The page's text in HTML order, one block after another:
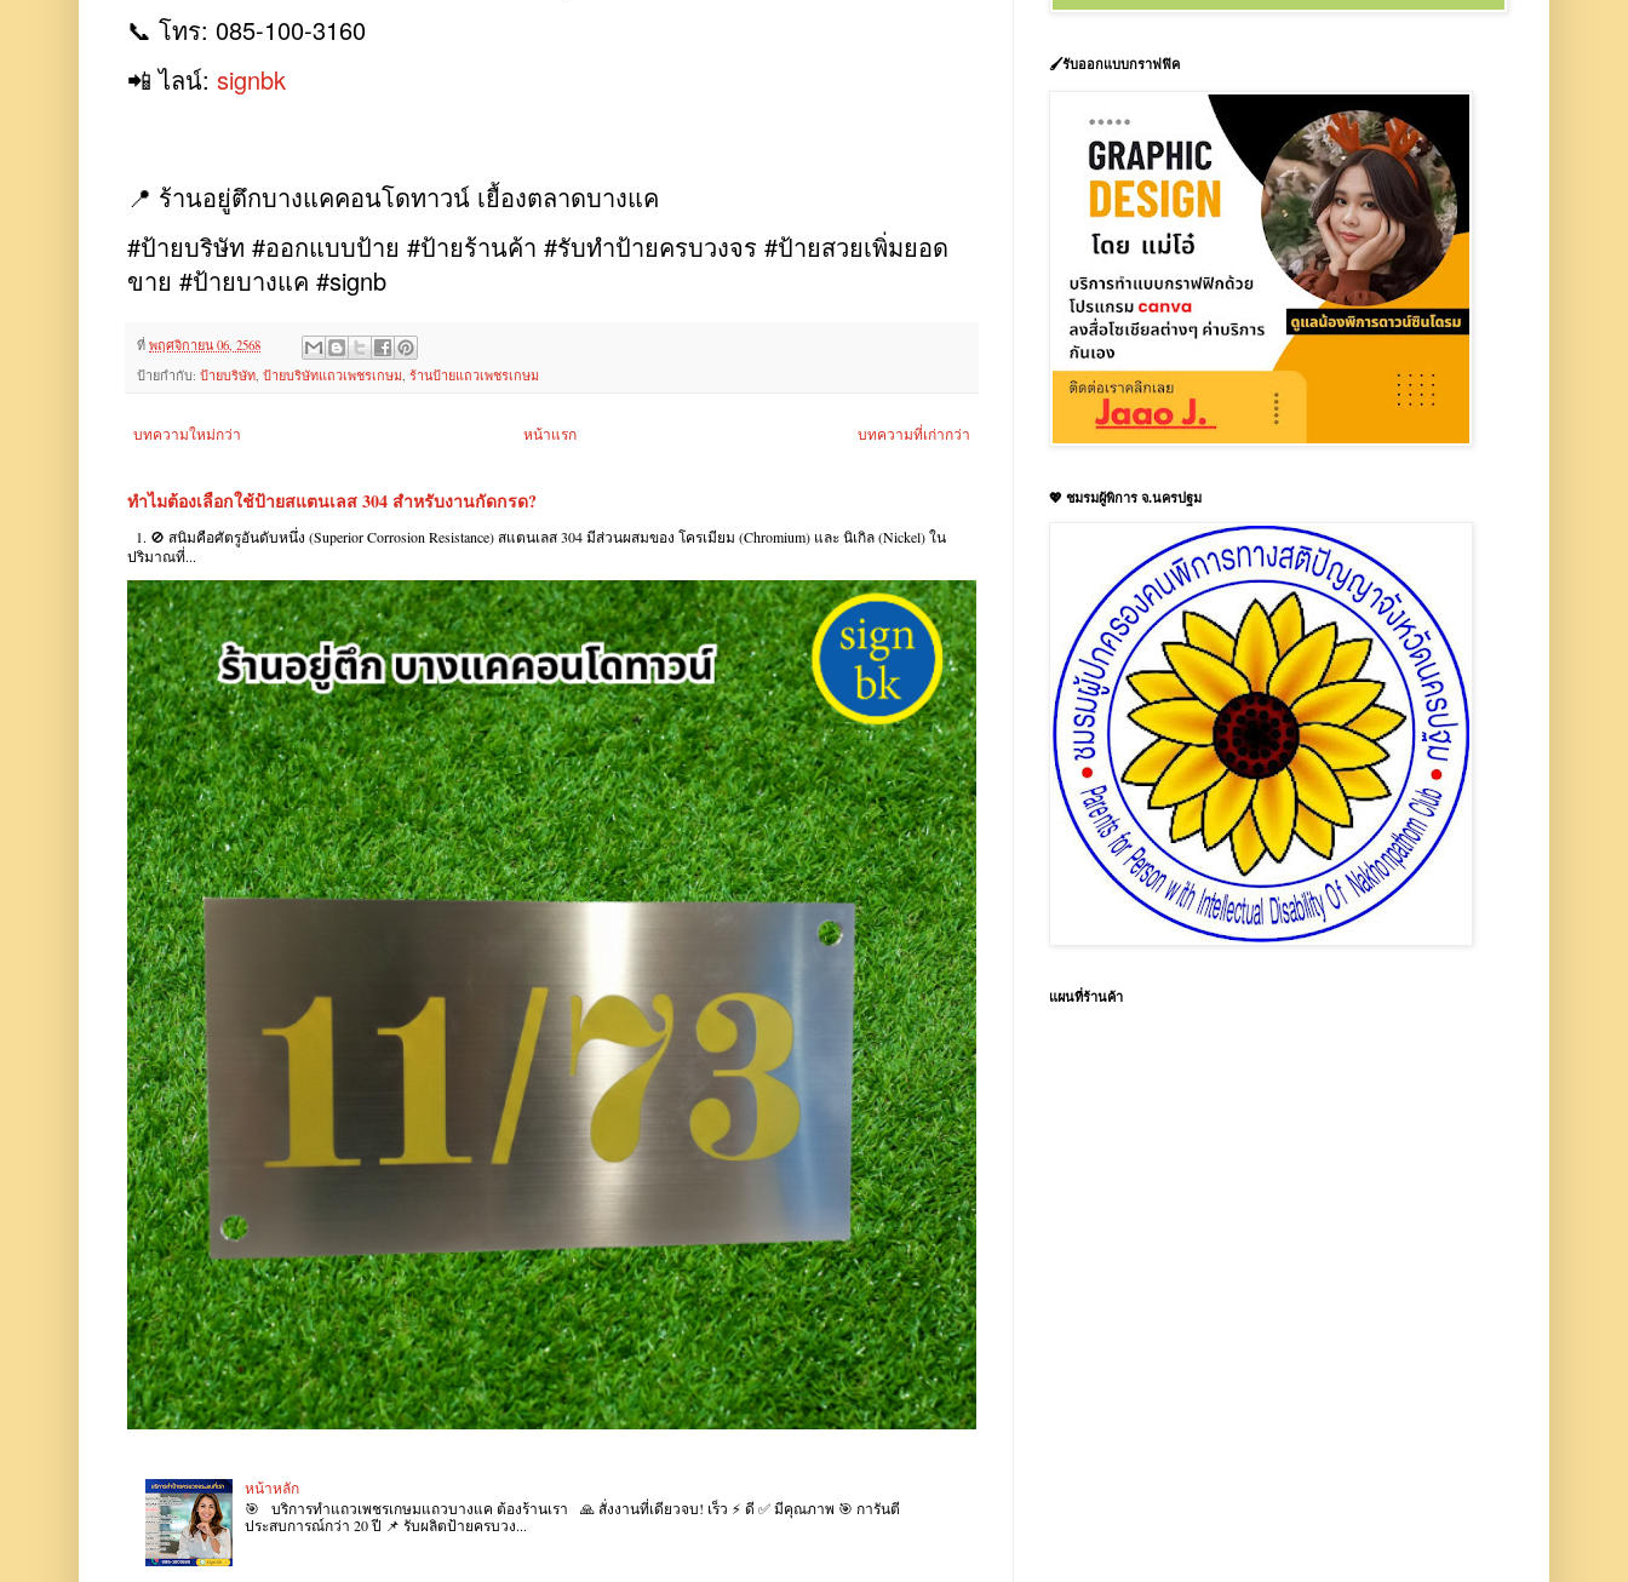
📞 โทร: 085-100-3160
📲 ไลน์: signbk
📍 ร้านอยู่ตึกบางแคคอนโดทาวน์ เยื้องตลาดบางแค
#ป้ายบริษัท #ออกแบบป้าย #ป้ายร้านค้า #รับทำป้ายครบวงจร #ป้ายสวยเพิ่มยอด
ขาย #ป้ายบางแค #signb
ที่ พฤศจิกายน 06, 2568
ป้ายกำกับ: ป้ายบริษัท ป้ายบริษัทแถวเพชรเกษม ร้านป้ายแถวเพชรเกษม
บทความใหม่กว่า บทความที่เก่ากว่า
หน้าแรก
ทำไมต้องเลือกใช้ป้ายสแตนเลส 304 สำหรับงานกัดกรด?
1. 🚫 สนิมคือศัตรูอันดับหนึ่ง (Superior Corrosion Resistance) สแตนเลส 304 มีส่วนผสมของ โครเมียม (Chromium) และ นิเกิล (Nickel) ใน
ปริมาณที่...
หน้าหลัก
🎯 บริการทำแถวเพชรเกษมแถวบางแค ต้องร้านเรา 🙏 สั่งงานที่เดียวจบ! เร็ว ⚡ ดี ✅ มีคุณภาพ 🎯 การันตี
ประสบการณ์กว่า 20 ปี 📌 รับผลิตป้ายครบวง...
🖌️รับออกแบบกราฟฟิค
💖 ชมรมผู้พิการ จ.นครปฐม
แผนที่ร้านค้า